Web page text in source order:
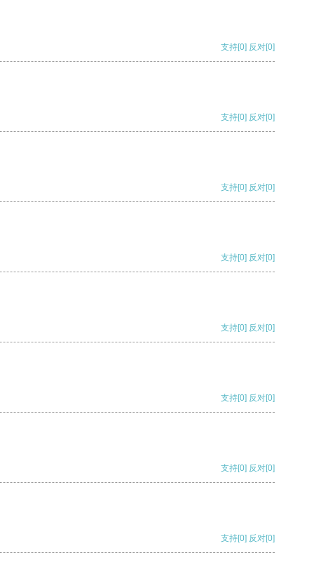
支持[0] 反对[0]
支持[0] 反对[0]
支持[0] 反对[0]
支持[0] 反对[0]
支持[0] 反对[0]
支持[0] 反对[0]
支持[0] 反对[0]
支持[0] 反对[0]